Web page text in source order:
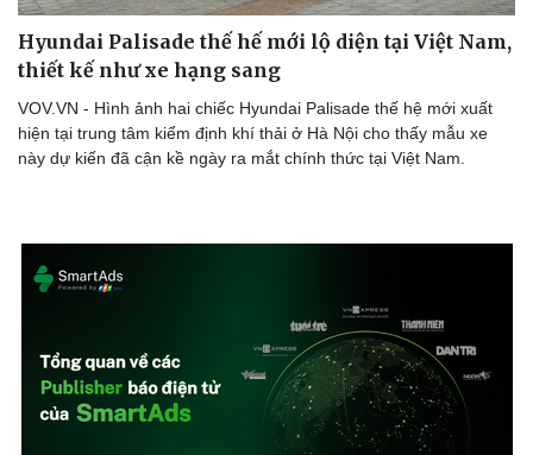
Dinh dưỡng - món ngon
Cây thuốc
Sản phụ khoa
Đời sống
Nhà đẹp
Blog
Tình yêu - Gia đình
Hyundai Palisade thế hế mới lộ diện tại Việt Nam,
thiết kế như xe hạng sang
VOV.VN - Hình ảnh hai chiếc Hyundai Palisade thế hệ mới xuất
hiện tại trung tâm kiểm định khí thải ở Hà Nội cho thấy mẫu xe
này dự kiến đã cận kề ngày ra mắt chính thức tại Việt Nam.